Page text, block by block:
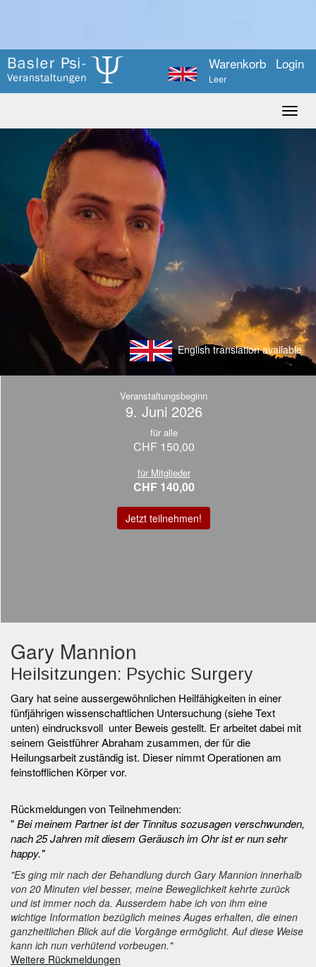
Login
Warenkorb
Leer
English translation available
Veranstaltungsbeginn
9. Juni 2026
für alle
CHF 150,00
für Mitglieder
CHF 140,00
Jetzt teilnehmen!
Gary Mannion
Heilsitzungen: Psychic Surgery
Gary hat seine aussergewöhnlichen Heilfähigkeiten in einer
fünfjährigen wissenschaftlichen Untersuchung (siehe Text
unten) eindrucksvoll unter Beweis gestellt. Er arbeitet dabei mit
seinem Geistführer Abraham zusammen, der für die
Heilungsarbeit zuständig ist. Dieser nimmt Operationen am
feinstofflichen Körper vor.
Rückmeldungen von Teilnehmenden:
"Bei meinem Partner ist der Tinnitus sozusagen verschwunden,
nach 25 Jahren mit diesem Geräusch im Ohr ist er nun sehr
happy."
"Es ging mir nach der Behandlung durch Gary Mannion innerhalb
von 20 Minuten viel besser, meine Beweglichkeit kehrte zurück
und ist immer noch da. Ausserdem habe ich von ihm eine
wichtige Information bezüglich meines Auges erhalten, die einen
ganzheitlichen Blick auf die Vorgänge ermöglicht. Auf diese Weise
kann ich nun verhütend vorbeugen."
Weitere Rückmeldungen